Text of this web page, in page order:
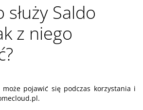
służy Saldo
z niego
może pojawić się podczas korzystania i